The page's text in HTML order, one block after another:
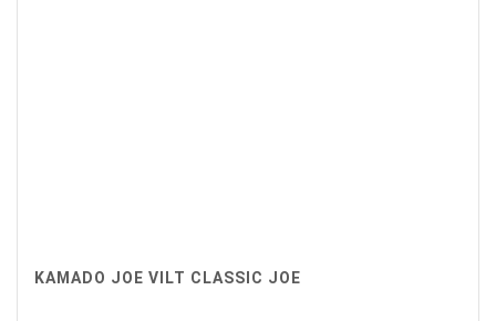
KAMADO JOE VILT CLASSIC JOE